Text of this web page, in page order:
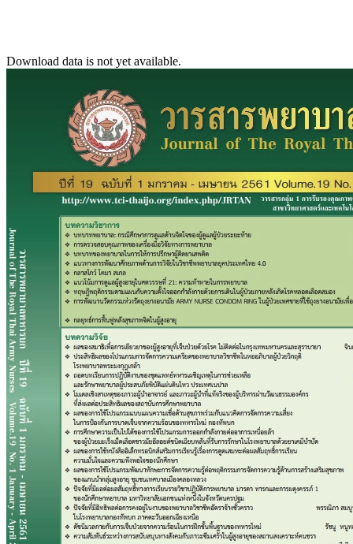
Download data is not yet available.